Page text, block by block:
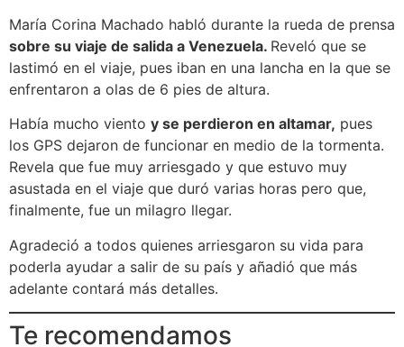
María Corina Machado habló durante la rueda de prensa
sobre su viaje de salida a Venezuela. Reveló que se
lastimó en el viaje, pues iban en una lancha en la que se
enfrentaron a olas de 6 pies de altura.
Había mucho viento y se perdieron en altamar, pues
los GPS dejaron de funcionar en medio de la tormenta.
Revela que fue muy arriesgado y que estuvo muy
asustada en el viaje que duró varias horas pero que,
finalmente, fue un milagro llegar.
Agradeció a todos quienes arriesgaron su vida para
poderla ayudar a salir de su país y añadió que más
adelante contará más detalles.
Te recomendamos